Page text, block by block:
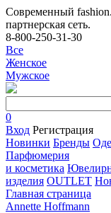
Современный
партнерская сеть.
8-800-250-31-30
Все
Женское
Мужское
0
Вход Регистрация
Новинки Бренды
Парфюмерия
и косметика
изделия OUTLET
Главная страница
Annette Hoffmann